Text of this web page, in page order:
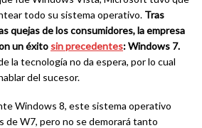
todo su sistema operativo. Tras
quejas de los consumidores, la empresa
un éxito sin precedentes: Windows 7.
la tecnología no da espera, por lo cual
del sucesor.
Windows 8, este sistema operativo
de W7, pero no se demorará tanto